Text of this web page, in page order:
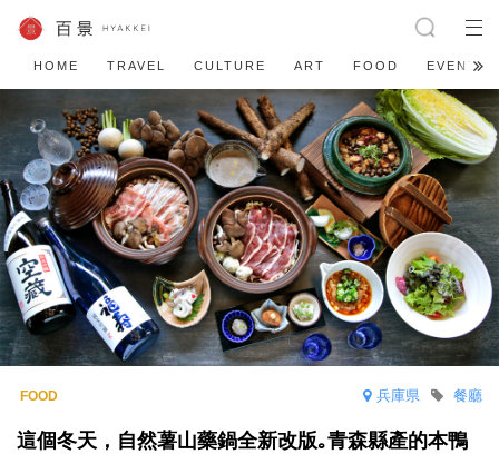
HOME TRAVEL CULTURE ART FOOD EVENT
兵庫県 餐廳
這個冬天，自然薯山藥鍋全新改版｡青森縣產的本鴨